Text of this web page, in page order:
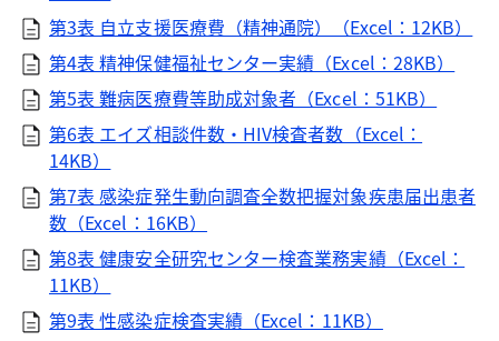
第3表 自立支援医療費（精神通院）（Excel：12KB）
第4表 精神保健福祉センター実績（Excel：28KB）
第5表 難病医療費等助成対象者（Excel：51KB）
第6表 エイズ相談件数・HIV検査者数（Excel：
14KB）
第7表 感染症発生動向調査全数把握対象疾患届出患者
数（Excel：16KB）
第8表 健康安全研究センター検査業務実績（Excel：
11KB）
第9表 性感染症検査実績（Excel：11KB）